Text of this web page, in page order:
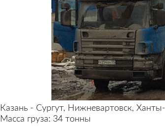
Казань - Сургут, Нижневартовск,
Масса груза: 34 тонны